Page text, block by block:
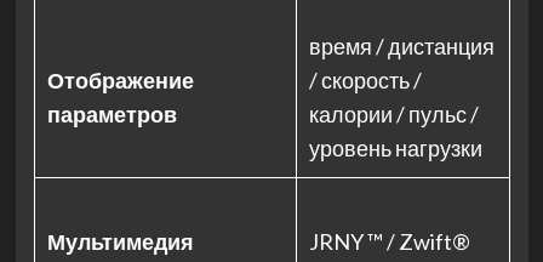
Отображение
параметров
время / дистанция
/ скорость /
калории / пульс /
уровень нагрузки
Мультимедия JRNY ™ / Zwift®